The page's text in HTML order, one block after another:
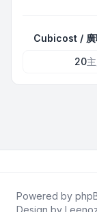
Cubicost / 廣
20
Powered by
Design by